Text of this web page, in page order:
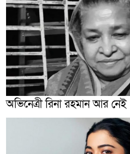
অভিনেত্রী রিনা রহমান আর নেই